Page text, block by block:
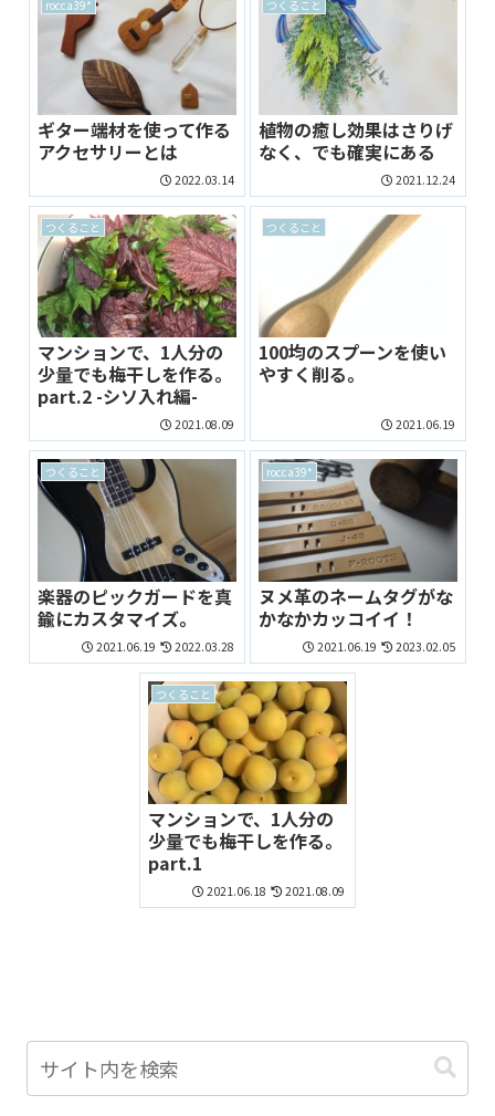
rocca39*
ギター端材を使って作る
アクセサリーとは
2022.03.14
つくること
植物の癒し効果はさりげ
なく、でも確実にある
2021.12.24
つくること
マンションで、1人分の
少量でも梅干しを作る。
part.2 -シソ入れ編-
2021.08.09
つくること
100均のスプーンを使い
やすく削る。
2021.06.19
つくること
楽器のピックガードを真
鍮にカスタマイズ。
2021.06.19 2022.03.28
rocca39*
ヌメ革のネームタグがな
かなかカッコイイ！
2021.06.19 2023.02.05
つくること
マンションで、1人分の
少量でも梅干しを作る。
part.1
2021.06.18 2021.08.09